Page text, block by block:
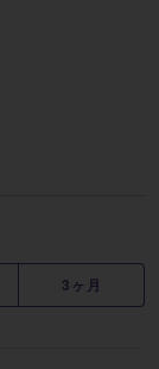
3ヶ月